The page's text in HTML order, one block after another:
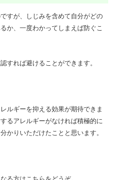
すが、しじみを含めて自分がどの
か、一度わかってしまえば防ぐこ
すれば避けることができます。
ルギーを抑える効果が期待できま
るアレルギーがなければ積極的に
かりいただけたことと思います。
る方はこちらをどうぞ。